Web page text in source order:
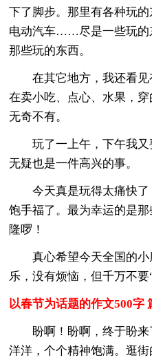
下了脚步。那里有各种玩的
电动汽车……尽是一些玩的
那些玩的东西。
在其它地方，我还看
在卖小吃、点心、水果，
无奇不有。
玩了一上午，下午我
无疑也是一件高兴的事。
今天真是玩得太痛快
饱手福了。最为幸运的是
隆啰！
真心希望今天全国的
乐，没有烦恼，但千万不要
以春节为话题的作文500字
盼啊！盼啊，终于盼
洋洋，个个精神饱满。逛